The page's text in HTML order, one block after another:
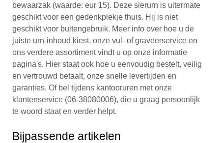
bewaarzak (waarde: eur 15). Deze sierurn is uitermate
geschikt voor een gedenkplekje thuis. Hij is niet
geschikt voor buitengebruik. Meer info over hoe u de
juiste urn-inhoud kiest, onze vul- of graveerservice en
ons verdere assortiment vindt u op onze informatie
pagina's. Hier staat ook hoe u eenvoudig bestelt, veilig
en vertrouwd betaalt, onze snelle levertijden en
garanties. Of bel tijdens kantooruren met onze
klantenservice (06-38080006), die u graag persoonlijk
te woord staat en verder helpt.
Bijpassende artikelen